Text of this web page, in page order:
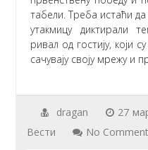
табели. Треба истаћи
утакмицу диктирали
ривал од гостију, који
сачувају своју мрежу
dragan 27
Вести
No